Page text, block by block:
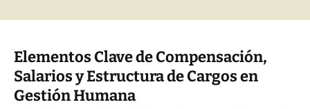
Elementos Clave de Compensación,
Salarios y Estructura de Cargos en
Gestión Humana